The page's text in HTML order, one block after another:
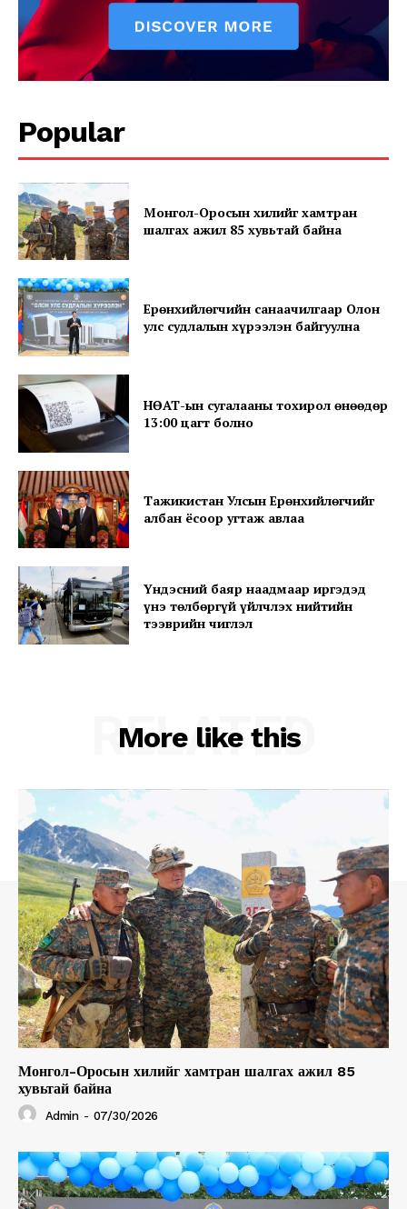
Magazine PRO
Company
About
Contact us
Subscription Plans
My account
Popular
Монгол-Оросын хилийг хамтран
шалгах ажил 85 хувьтай байна
Ерөнхийлөгчийн санаачилгаар Олон
улс судлалын хүрээлэн байгуулна
НӨАТ-ын сугалааны тохирол өнөөдөр
13:00 цагт болно
Тажикистан Улсын Ерөнхийлөгчийг
албан ёсоор угтаж авлаа
Үндэсний баяр наадмаар иргэдэд
үнэ төлбөргүй үйлчлэх нийтийн
тээврийн чиглэл
More like this
RELATED
Монгол-Оросын хилийг хамтран шалгах ажил 85
хувьтай байна
Admin - 07/30/2026